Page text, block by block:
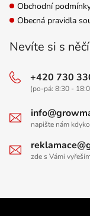
Obchodní
Obecná pravidla
Nevíte si s
+420 730
(po-pá: 8:30 -
napište nám
zde s Vámi